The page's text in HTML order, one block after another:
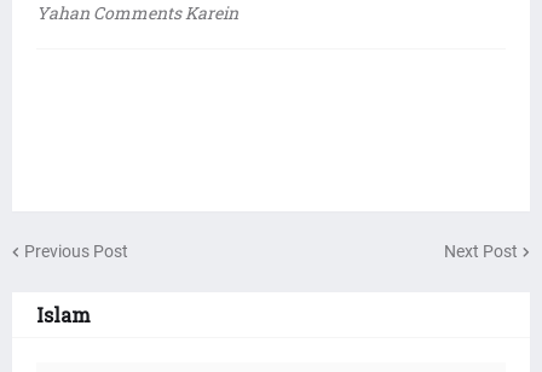
Yahan Comments Karein
Previous Post Next Post
Islam